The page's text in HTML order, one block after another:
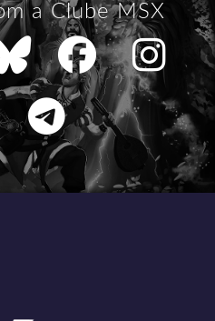
a Clube MSX